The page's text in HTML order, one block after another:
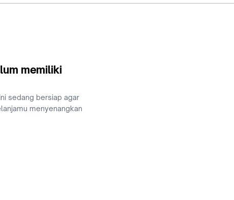
memiliki
sedang bersiap agar
menyenangkan